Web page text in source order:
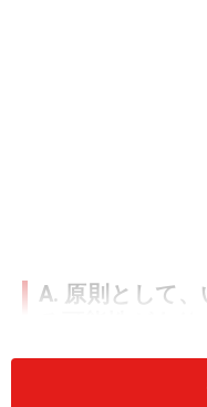
A. 原則として
病院の窓口で有効な